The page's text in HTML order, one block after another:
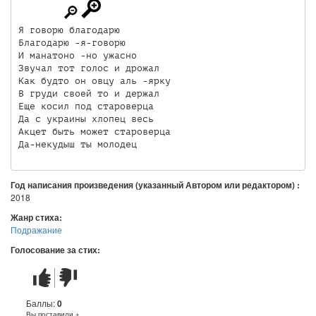
Я говорю благодарю
Благодарю -я-говорю
И манатоно -но ужасно
Звучал тот голос и дрожал
Как будто он овцу аль -ярку
В груди своей то и держал
Еще косил под староверца
Да с украины хлопец весь
Акцет быть может староверца
Да-некудыш ты молодец
Год написания произведения (указанный Автором или редактором) :
2018
Жанр стиха:
Подражание
Голосование за стих:
Стих
понравился
Стих
не
понравился
Баллы:0
Вы поставили +